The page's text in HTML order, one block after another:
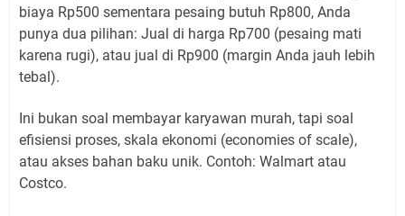
biaya Rp500 sementara pesaing butuh Rp800, Anda
punya dua pilihan: Jual di harga Rp700 (pesaing mati
karena rugi), atau jual di Rp900 (margin Anda jauh lebih
tebal).
Ini bukan soal membayar karyawan murah, tapi soal
efisiensi proses, skala ekonomi (economies of scale),
atau akses bahan baku unik. Contoh: Walmart atau
Costco.